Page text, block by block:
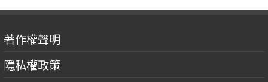
著作權聲明
隱私權政策